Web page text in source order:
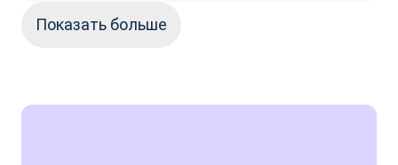
Показать больше